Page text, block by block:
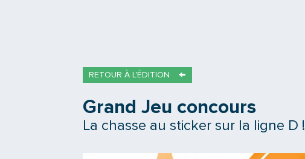
RETOUR À L'ÉDITION
Grand Jeu concours
La chasse au sticker sur la ligne D !